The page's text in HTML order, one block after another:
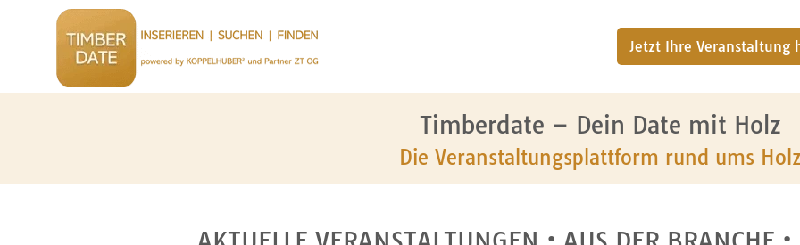
Jetzt Ihre Veranstaltung
Timberdate – Dein Date mit Holz
Die Veranstaltungsplattform rund ums Holz